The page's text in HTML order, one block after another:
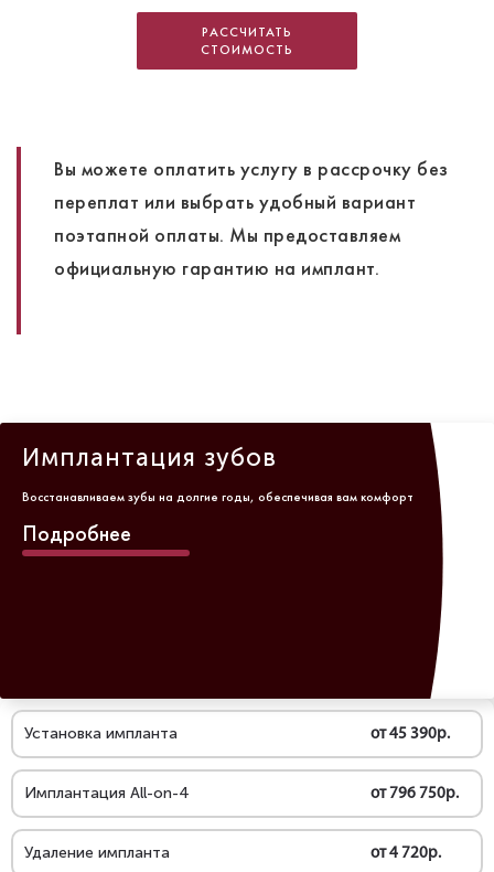
РАССЧИТАТЬ
СТОИМОСТЬ
Вы можете оплатить услугу в рассрочку без
переплат или выбрать удобный вариант
поэтапной оплаты. Мы предоставляем
официальную гарантию на имплант.
Имплантация зубов
Восстанавливаем зубы на долгие годы, обеспечивая вам комфорт
Подробнее
Установка импланта от 45 390р.
Имплантация All-on-4 от 796 750р.
Удаление импланта от 4 720р.